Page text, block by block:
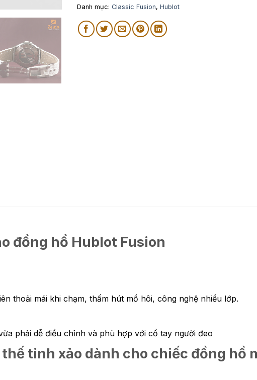
Danh mục: Classic Fusion, Hublot
đồng hồ Hublot Fusion
thoải mái khi chạm, thấm hút mồ hôi, công nghệ nhiều lớp.
phải dễ điều chỉnh và phù hợp với cổ tay người đeo
tinh xảo dành cho chiếc đồng hồ